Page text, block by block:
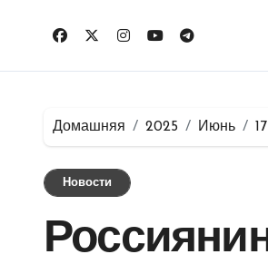
Домашняя 2025 Июнь 17
Новости